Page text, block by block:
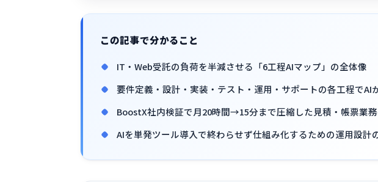
この記事で分かること
IT・Web受託の負荷を半減させる「6工程AIマップ」の全体像
要件定義・設計・実装・テスト・運用・サポートの各工程でAI
BoostX社内検証で月20時間→15分まで圧縮した見積・帳票業
AIを単発ツール導入で終わらせず仕組み化するための運用設計